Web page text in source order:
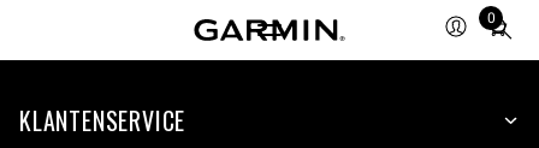
0
Total
items
cart:
KLANTENSERVICE